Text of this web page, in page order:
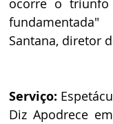
ocorre o triunfo
Santana, diretor
Serviço:
Diz Apodrece